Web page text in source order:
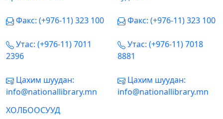
Факс: (+976-11) 323 100
Утас: (+976-11) 7011
2396
Цахим шуудан:
info@nationallibrary.mn
Факс: (+976-11) 323 100
Утас: (+976-11) 7018
8881
Цахим шуудан:
info@nationallibrary.mn
ХОЛБООСУУД